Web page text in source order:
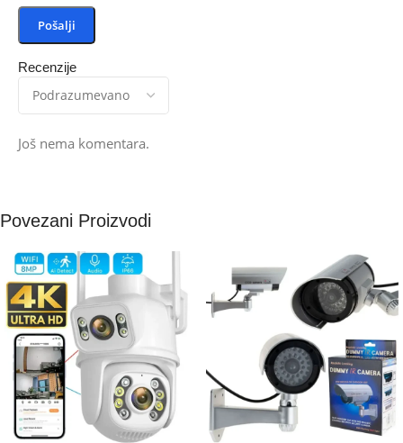
Recenzije
Još nema komentara.
Povezani Proizvodi